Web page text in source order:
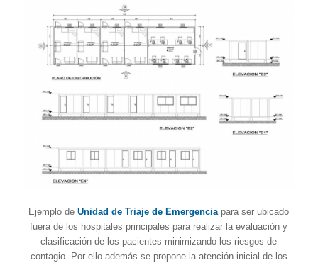
Ejemplo deUnidad de Triaje de Emergenciapara ser ubicado
fuera de los hospitales principales para realizar la evaluación y
clasificación de los pacientes minimizando los riesgos de
contagio. Por ello además se propone la atención inicial de los